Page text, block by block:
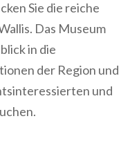
Sie die reiche
Das Museum
in die
der Region und
und